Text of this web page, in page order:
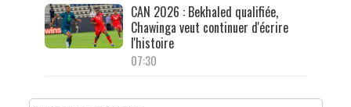
CAN 2026 : Bekhaled qualifiée,
Chawinga veut continuer d'écrire
l'histoire
07:30